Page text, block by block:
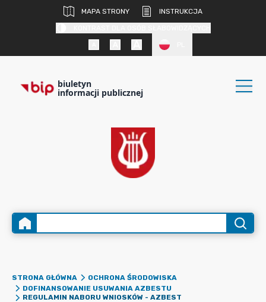
MAPA STRONY
INSTRUKCJA
biuletyn
informacji publicznej
STRONA GŁÓWNA
OCHRONA ŚRODOWISKA
DOFINANSOWANIE USUWANIA AZBESTU
REGULAMIN NABORU WNIOSKÓW - AZBEST